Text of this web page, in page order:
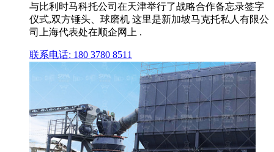
与比利时马科托公司在天津举行了战略合作备忘录签字
仪式,双方锤头、球磨机 这里是新加坡马克托私人有限公
司上海代表处在顺企网上 .
联系电话: 180 3780 8511